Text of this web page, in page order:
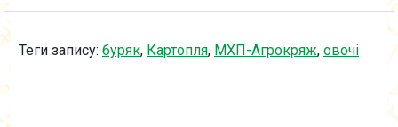
Теги запису: буряк, Картопля, МХП-Агрокряж, овочі